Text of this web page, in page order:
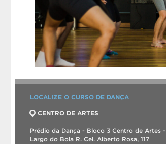
LOCALIZE O CURSO DE DANÇA
CENTRO DE ARTES
Prédio da Dança - Bloco 3 Centro de Artes -
Largo do Bola R. Cel. Alberto Rosa, 117